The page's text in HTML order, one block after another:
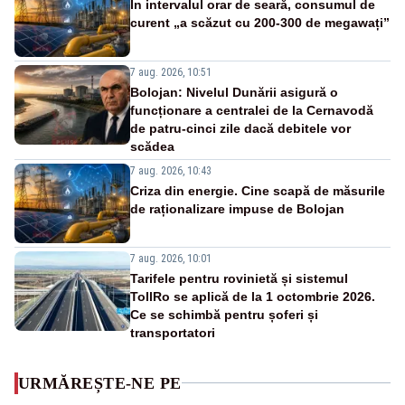
În intervalul orar de seară, consumul de
curent „a scăzut cu 200-300 de megawați”
7 aug. 2026, 10:51
Bolojan: Nivelul Dunării asigură o
funcționare a centralei de la Cernavodă
de patru-cinci zile dacă debitele vor
scădea
7 aug. 2026, 10:43
Criza din energie. Cine scapă de măsurile
de raționalizare impuse de Bolojan
7 aug. 2026, 10:01
Tarifele pentru rovinietă și sistemul
TollRo se aplică de la 1 octombrie 2026.
Ce se schimbă pentru șoferi și
transportatori
URMĂREȘTE-NE PE